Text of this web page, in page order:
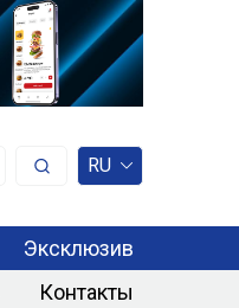
RU
Эксклюзив
Контакты